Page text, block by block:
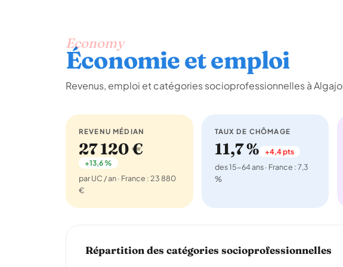
Economy
Économie et emploi
Revenus, emploi et catégories socioprofessionnelles à
REVENU MÉDIAN
27 120 €
+13,6 %
par UC / an · France : 23 880
€
TAUX DE CHÔMAGE
11,7 % +4,4 pts
des 15-64 ans · France : 7,3
%
Répartition des catégories socioprofessionnelles